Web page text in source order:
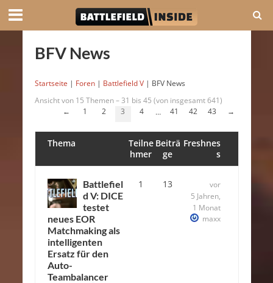
BFV News
Startseite | Foren | Battlefield V | BFV News
Ansicht von 15 Themen – 31 bis 45 (von insgesamt 641)
←
1 2 3 4 … 41 42 43 →
Thema
Teilne
hmer
Beiträ
ge
Freshnes
s
Battlefiel
d V: DICE
testet
neues EOR
Matchmaking als
intelligenten
Ersatz für den
Auto-
Teambalancer
1 13
vor
5 Jahren,
1 Monat
maxx